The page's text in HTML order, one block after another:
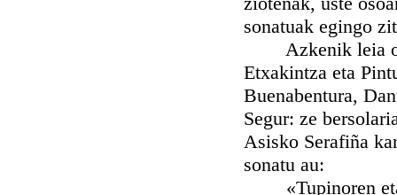
sonatuak egingo
Azkenik leia
Etxakintza eta
Buenabentura,
Segur: ze
Asisko Serafiña
sonatu au:
«Tupinoren eta